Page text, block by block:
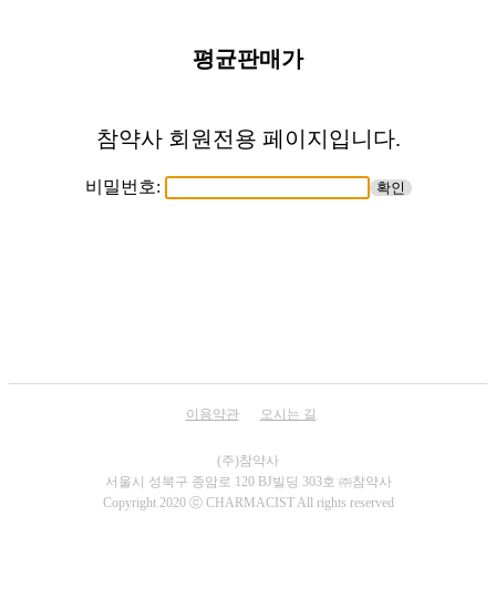
평균판매가
참약사 회원전용 페이지입니다.
비밀번호:
서울시 성북구 종암로 120 BJ빌딩 303호 ㈜참약사
Copyright 2020 ⓒ CHARMACIST All rights reserved
이용약관 오시는 길